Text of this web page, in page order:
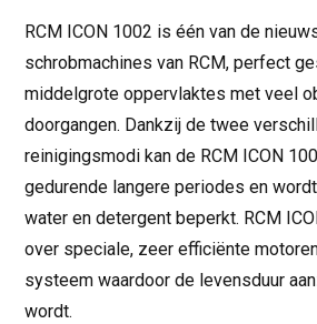
RCM ICON 1002 is één van de
schrobmachines van RCM, perfect
middelgrote oppervlaktes met veel
doorgangen. Dankzij de twee
reinigingsmodi kan de RCM ICON
gedurende langere periodes en
water en detergent beperkt. RCM
over speciale, zeer efficiënte
systeem waardoor de levensduur
wordt.